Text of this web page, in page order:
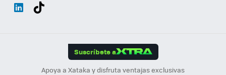
Suscríbete a
Apoya a Xataka y disfruta ventajas exclusivas